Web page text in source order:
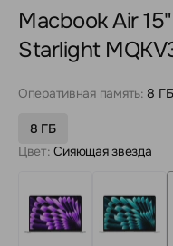
Macbook Air
Starlight
Оперативная память: 8 ГБ
8 ГБ
Цвет: Сияющая звезда